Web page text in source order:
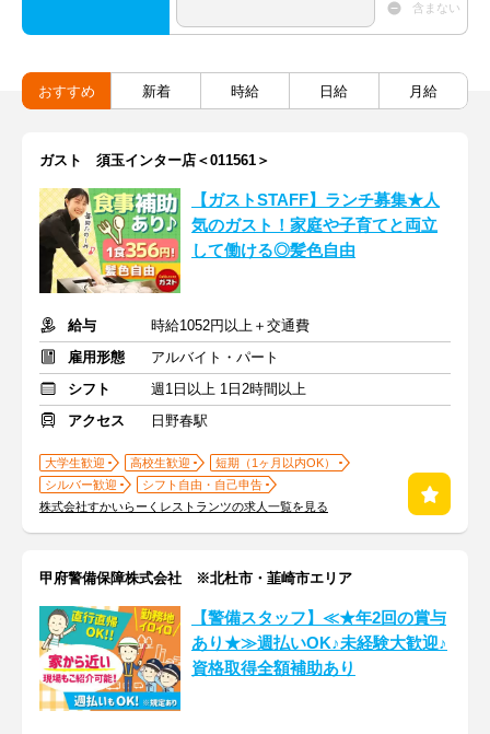
含まない
おすすめ 新着 時給 日給 月給
ガスト 須玉インター店＜011561＞
【ガストSTAFF】ランチ募集★人
気のガスト！家庭や子育てと両立
して働ける◎髪色自由
給与
時給1052円以上＋交通費
雇用形態
アルバイト・パート
シフト
週1日以上 1日2時間以上
アクセス
日野春駅
大学生歓迎 高校生歓迎
短期（1ヶ月以内OK）
シルバー歓迎
シフト自由・自己申告
株式会社すかいらーくレストランツの求人一覧を見る
甲府警備保障株式会社 ※北杜市・韮崎市エリア
【警備スタッフ】≪★年2回の賞与
あり★≫週払いOK♪未経験大歓迎♪
資格取得全額補助あり